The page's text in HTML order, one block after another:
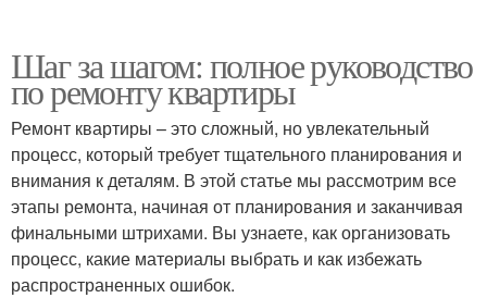
Шаг за шагом: полное руководство
по ремонту квартиры
Ремонт квартиры – это сложный, но увлекательный
процесс, который требует тщательного планирования и
внимания к деталям. В этой статье мы рассмотрим все
этапы ремонта, начиная от планирования и заканчивая
финальными штрихами. Вы узнаете, как организовать
процесс, какие материалы выбрать и как избежать
распространенных ошибок.